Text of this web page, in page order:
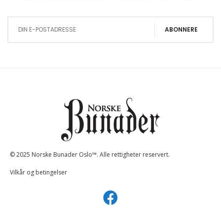
ABONNERE
© 2025 Norske Bunader Oslo™. Alle rettigheter reservert.
Vilkår og betingelser